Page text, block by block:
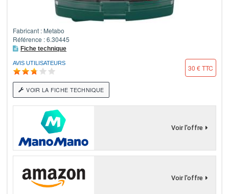
Fabricant : Metabo
Référence : 6.30445
Fiche technique
AVIS UTILISATEURS
30 € TTC
VOIR LA FICHE TECHNIQUE
Voir l'offre
Voir l'offre